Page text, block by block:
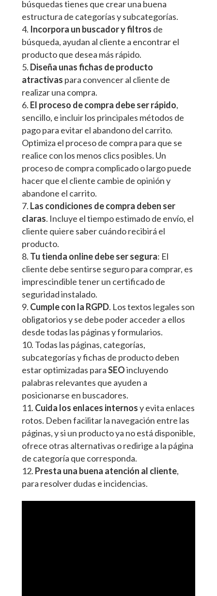
búsquedas tienes que crear una buena
estructura de categorías y subcategorías.
Incorpora un buscador y filtros de
búsqueda, ayudan al cliente a encontrar el
producto que desea más rápido.
Diseña unas fichas de producto
atractivas para convencer al cliente de
realizar una compra.
El proceso de compra debe ser rápido,
sencillo, e incluir los principales métodos de
pago para evitar el abandono del carrito.
Optimiza el proceso de compra para que se
realice con los menos clics posibles. Un
proceso de compra complicado o largo puede
hacer que el cliente cambie de opinión y
abandone el carrito.
Las condiciones de compra deben ser
claras. Incluye el tiempo estimado de envío, el
cliente quiere saber cuándo recibirá el
producto.
Tu tienda online debe ser segura: El
cliente debe sentirse seguro para comprar, es
imprescindible tener un certificado de
seguridad instalado.
Cumple con la RGPD. Los textos legales son
obligatorios y se debe poder acceder a ellos
desde todas las páginas y formularios.
Todas las páginas, categorías,
subcategorías y fichas de producto deben
estar optimizadas paraSEOincluyendo
palabras relevantes que ayuden a
posicionarse en buscadores.
Cuida los enlaces internosy evita enlaces
rotos. Deben facilitar la navegación entre las
páginas, y si un producto ya no está disponible,
ofrece otras alternativas o redirige a la página
de categoría que corresponda.
Presta una buena atención al cliente,
para resolver dudas e incidencias.